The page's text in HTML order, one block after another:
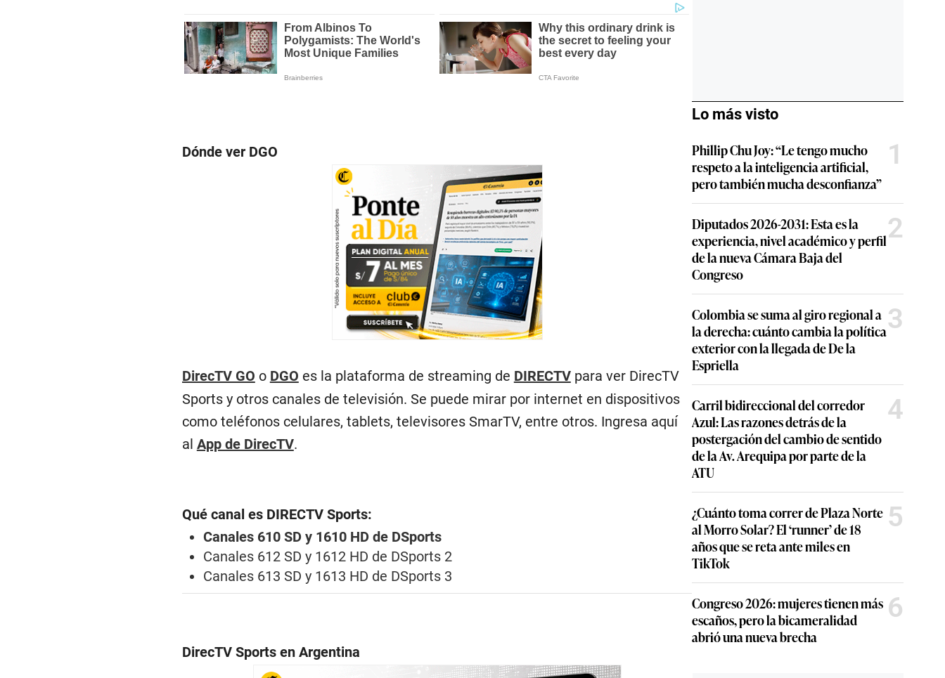
Dónde ver DGO
DirecTV GO o DGO es la plataforma de streaming de DIRECTVpara ver DirecTV
Sports y otros canales de televisión. Se puede mirar por internet en dispositivos
como teléfonos celulares, tablets, televisores SmarTV, entre otros. Ingresa aquí
al App de DirecTV.
Qué canal es DIRECTV Sports:
Canales 610 SD y 1610 HD de DSports
Canales 612 SD y 1612 HD de DSports 2
Canales 613 SD y 1613 HD de DSports 3
DirecTV Sports en Argentina
Lo más visto
Phillip Chu Joy: “Le tengo mucho
respeto a la inteligencia artificial,
pero también mucha desconfianza”
1
Diputados 2026-2031: Esta es la
experiencia, nivel académico y perfil
de la nueva Cámara Baja del
Congreso
2
Colombia se suma al giro regional a
la derecha: cuánto cambia la política
exterior con la llegada de De la
Espriella
3
Carril bidireccional del corredor
Azul: Las razones detrás de la
postergación del cambio de sentido
de la Av. Arequipa por parte de la
ATU
4
¿Cuánto toma correr de Plaza Norte
al Morro Solar? El ‘runner’ de 18
años que se reta ante miles en
TikTok
5
Congreso 2026: mujeres tienen más
escaños, pero la bicameralidad
abrió una nueva brecha
6